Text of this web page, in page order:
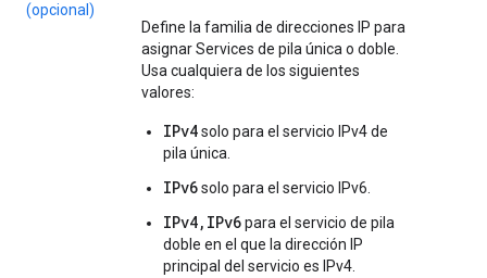
(opcional)
Define la familia de direcciones IP para
asignar Services de pila única o doble.
Usa cualquiera de los siguientes
valores:
IPv4solo para el servicio IPv4 de
pila única.
IPv6solo para el servicio IPv6.
IPv4,IPv6para el servicio de pila
doble en el que la dirección IP
principal del servicio es IPv4.